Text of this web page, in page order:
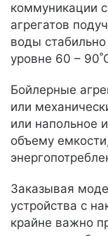
коммуникации
агрегатов
воды
уровне 60 –
Бойлерные
или
или напольное
объему
Заказывая
устройства с
крайне важно